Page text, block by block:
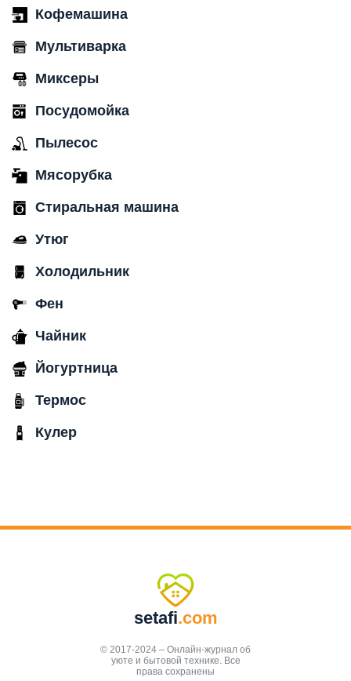
Кофемашина
Мультиварка
Миксеры
Посудомойка
Пылесос
Мясорубка
Стиральная машина
Утюг
Холодильник
Фен
Чайник
Йогуртница
Термос
Кулер
setafi.com
© 2017-2024 – Онлайн-журнал об
уюте и бытовой технике. Все
права сохранены